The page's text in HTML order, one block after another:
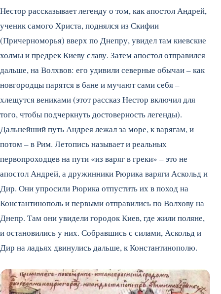
Нестор рассказывает легенду о том, как апостол Андрей,
ученик самого Христа, поднялся из Скифии
(Причерноморья) вверх по Днепру, увидел там киевские
холмы и предрек Киеву славу. Затем апостол отправился
дальше, на Волхвов: его удивили северные обычаи – как
новгородцы парятся в бане и мучают сами себя –
хлещутся вениками (этот рассказ Нестор включил для
того, чтобы подчеркнуть достоверность легенды).
Дальнейший путь Андрея лежал за море, к варягам, и
потом – в Рим. Летопись называет и реальных
первопроходцев на пути «из варяг в греки» – это не
апостол Андрей, а дружинники Рюрика варяги Аскольд и
Дир. Они упросили Рюрика отпустить их в поход на
Константинополь и первыми отправились по Волхову на
Днепр. Там они увидели городок Киев, где жили поляне,
и остановились у них. Собравшись с силами, Аскольд и
Дир на ладьях двинулись дальше, к Константинополю.